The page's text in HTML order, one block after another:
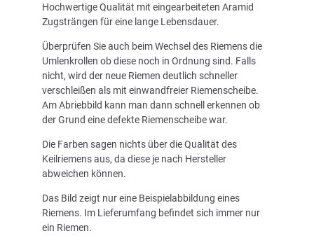
Hochwertige Qualität mit eingearbeiteten Aramid
Zugsträngen für eine lange Lebensdauer.
Überprüfen Sie auch beim Wechsel des Riemens die
Umlenkrollen ob diese noch in Ordnung sind. Falls
nicht, wird der neue Riemen deutlich schneller
verschleißen als mit einwandfreier Riemenscheibe.
Am Abriebbild kann man dann schnell erkennen ob
der Grund eine defekte Riemenscheibe war.
Die Farben sagen nichts über die Qualität des
Keilriemens aus, da diese je nach Hersteller
abweichen können.
Das Bild zeigt nur eine Beispielabbildung eines
Riemens. Im Lieferumfang befindet sich immer nur
ein Riemen.